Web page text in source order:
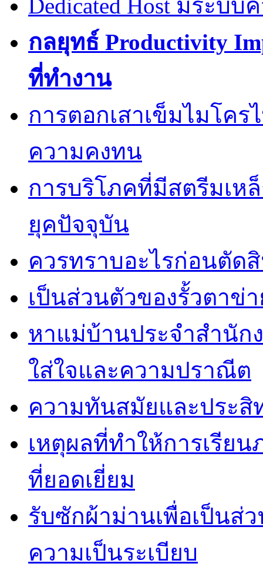
Dedicated Host มีระบ
กลยุทธ์ Productivity
ที่ทำงาน
การตอกเสาเข็มไมโค
ความคงทน
การบริโภคที่มีสตรีมเห
ยุคปัจจุบัน
ควรทราบอะไรก่อนตัด
เป็นส่วนตัวของรั้วตาข่
หาแม่บ้านประจำสำนัก
ใส่ใจและความปราณีต
ความทันสมัยและประสิ
เหตุผลที่ทำให้การเรีย
ที่ยอดเยี่ยม
รับซักผ้าม่านเพื่อเป็นส่
ความเป็นระเบียบ